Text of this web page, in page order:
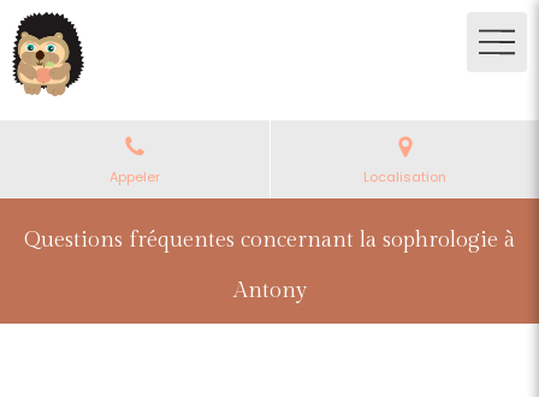
Appeler Localisation
Questions fréquentes concernant la sophrologie à
Antony